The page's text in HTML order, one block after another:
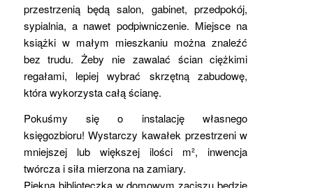
przestrzenią będą salon, gabinet, przedpokój,
sypialnia, a nawet podpiwniczenie. Miejsce na
książki w małym mieszkaniu można znaleźć
bez trudu. Żeby nie zawalać ścian ciężkimi
regałami, lepiej wybrać skrzętną zabudowę,
która wykorzysta całą ścianę.
Pokuśmy się o instalację własnego
księgozbioru! Wystarczy kawałek przestrzeni w
mniejszej lub większej ilości m², inwencja
twórcza i siła mierzona na zamiary.
Piękna biblioteczka w domowym zaciszu będzie